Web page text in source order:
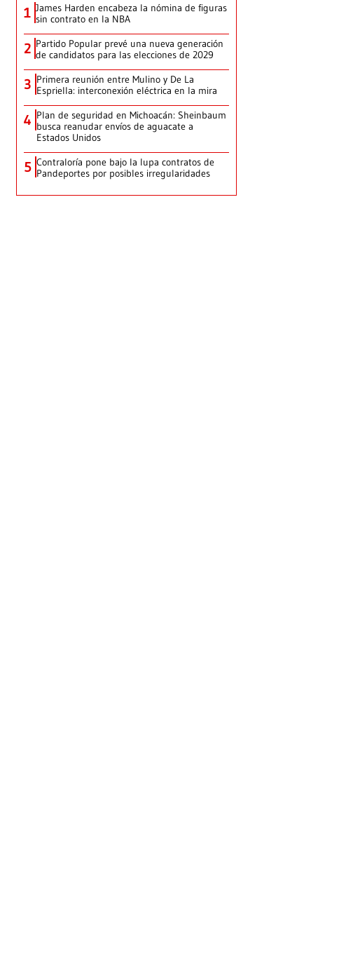
1 James Harden encabeza la nómina de figuras
sin contrato en la NBA
2 Partido Popular prevé una nueva generación
de candidatos para las elecciones de 2029
3 Primera reunión entre Mulino y De La
Espriella: interconexión eléctrica en la mira
4 Plan de seguridad en Michoacán: Sheinbaum
busca reanudar envíos de aguacate a
Estados Unidos
5 Contraloría pone bajo la lupa contratos de
Pandeportes por posibles irregularidades